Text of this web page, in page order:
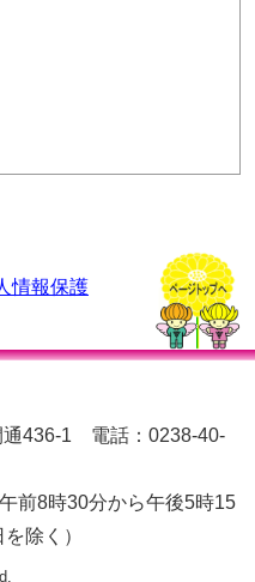
情報保護
436-1 電話：0238-40-
前8時30分から午後5時15
除く）